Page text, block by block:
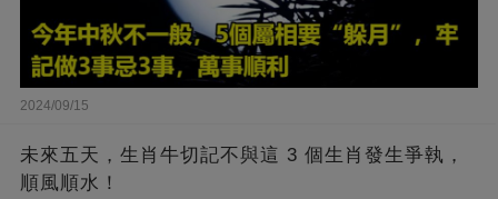
2024/09/15
未來五天，生肖牛切記不與這 3 個生肖發生爭執，
順風順水！